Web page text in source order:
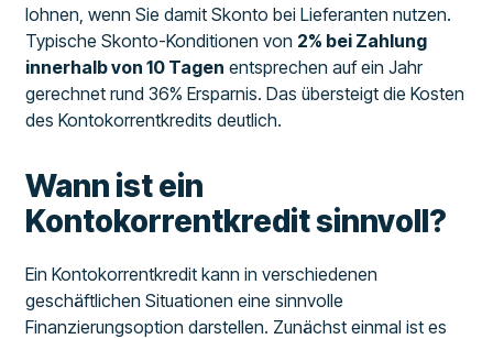
lohnen, wenn Sie damit Skonto bei Lieferanten nutzen.
Typische Skonto-Konditionen von 2% bei Zahlung
innerhalb von 10 Tagen entsprechen auf ein Jahr
gerechnet rund 36% Ersparnis. Das übersteigt die Kosten
des Kontokorrentkredits deutlich.
Wann ist ein
Kontokorrentkredit sinnvoll?
Ein Kontokorrentkredit kann in verschiedenen
geschäftlichen Situationen eine sinnvolle
Finanzierungsoption darstellen. Zunächst einmal ist es